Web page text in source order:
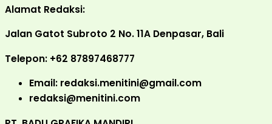
Alamat Redaksi:
Jalan Gatot Subroto 2 No. 11A Denpasar, Bali
Telepon: +62 87897468777
Email: redaksi.menitini@gmail.com
redaksi@menitini.com